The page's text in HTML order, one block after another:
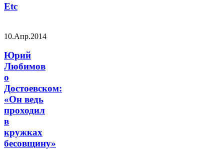
Etc
10.Апр.2014
Юрий
Любимов
о
Достоевском:
«Он ведь
проходил
в
кружках
бесовщину»